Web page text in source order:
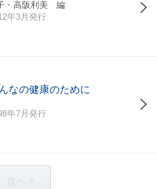
・高阪利美 編
年3月発行
なの健康のために
年7月発行